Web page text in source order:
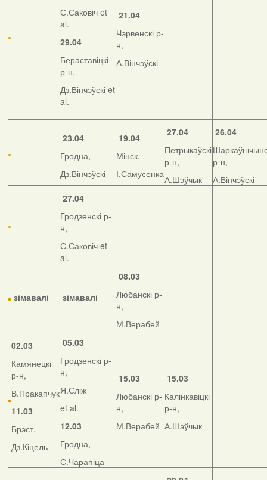
С.Саковіч et
al.
29.04
Бераставіцкі
р-н,
Дз.Вінчэўскі et
al.
21.04
Чэрвенскі р-
н,
А.Вінчэўскі
23.04
Гродна,
Дз.Вінчэўскі
19.04
Мінск,
І.Самусенка
27.04
Петрыкаўскі
р-н,
А.Шэўчык
26.04
р-н,
А.Вінчэўскі
27.04
Гродзенскі р-
н,
С.Саковіч et
al.
зімавалі зімавалі
08.03
Любанскі р-
н,
М.Верабей
02.03
Камянецкі
р-н,
В.Пракапчук
11.03
Брэст,
Дз.Кіцель
05.03
Гродзенскі р-
н,
Я.Сліж
et al.
12.03
Гродна,
С.Чарапіца
15.03
Любанскі р-
н,
М.Верабей
15.03
Калінкавіцкі
р-н,
А.Шэўчык